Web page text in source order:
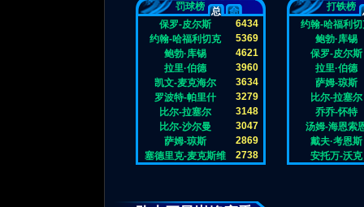
罚球榜 总
命
中
保罗-皮尔斯
6434
约翰-哈福利切克
5369
鲍勃·库锡
4621
拉里·伯德
3960
凯文-麦克海尔
3634
罗波特-帕里什
3279
比尔-拉塞尔
3148
比尔-沙尔曼
3047
萨姆-琼斯
2869
塞德里克-麦克斯维
2738
打铁榜
约翰-哈福利
鲍勃·库锡
保罗-皮尔斯
拉里·伯德
萨姆-琼斯
比尔-拉塞尔
乔乔-怀特
汤姆-海恩索
戴夫·考恩斯
安托万-沃克